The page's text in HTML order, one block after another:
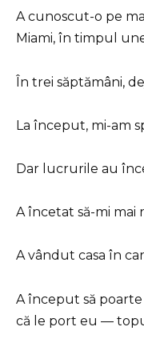
A cunoscut-o pe
Miami, în timpul
În trei săptămâni,
La început, mi-am
Dar lucrurile au
A încetat să-mi mai
A vândut casa în
A început să
că le port eu —